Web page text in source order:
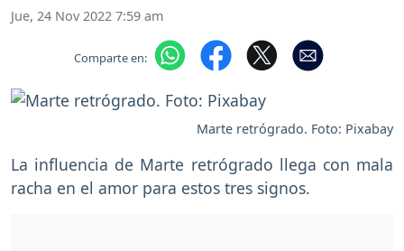
Jue, 24 Nov 2022 7:59 am
Comparte en:
Marte retrógrado. Foto: Pixabay
La influencia de Marte retrógrado llega con mala
racha en el amor para estos tres signos.